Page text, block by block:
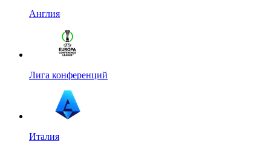
Англия
Лига конференций
Италия